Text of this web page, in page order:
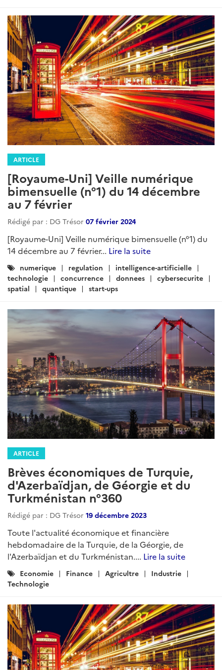
ARTICLE
[Royaume-Uni] Veille numérique
bimensuelle (n°1) du 14 décembre
au 7 février
Rédigé par : DG Trésor 07 février 2024
[Royaume-Uni] Veille numérique bimensuelle (n°1) du
14 décembre au 7 février... Lire la suite
Catégories
:
numerique regulation
intelligence-artificielle
technologie
concurrence donnees
cybersecurite
spatial
quantique start-ups
ARTICLE
Brèves économiques de Turquie,
d'Azerbaïdjan, de Géorgie et du
Turkménistan n°360
Rédigé par : DG Trésor 19 décembre 2023
Toute l'actualité économique et financière
hebdomadaire de la Turquie, de la Géorgie, de
l'Azerbaïdjan et du Turkménistan.... Lire la suite
Catégories
:
Economie Finance Agricultre
Industrie
Technologie